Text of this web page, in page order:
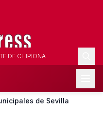
DE CHIPIONA
de Sevilla